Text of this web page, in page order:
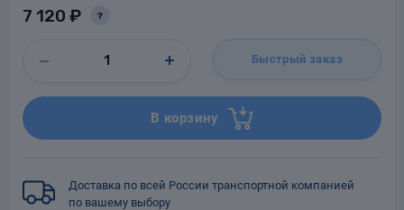
7 120 ₽ ?
Быстрый заказ
В корзину
Доставка по всей России транспортной компанией
по вашему выбору
стальные
Фильтры для
трубопроводов